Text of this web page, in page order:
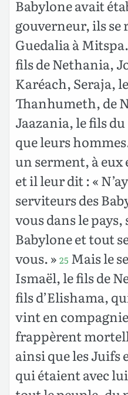
Babylone avait
gouverneur, ils
Guedalia à
fils de Nethania,
Karéach, Seraja,
Thanhumeth, de
Jaazania, le fils
que leurs
un serment, à eux
et il leur dit : «
serviteurs des
vous dans le pays,
Babylone et tout
vous. » 25 Mais le
Ismaël, le fils de
fils d’Elishama,
vint en
frappèrent
ainsi que les Juifs
qui étaient avec